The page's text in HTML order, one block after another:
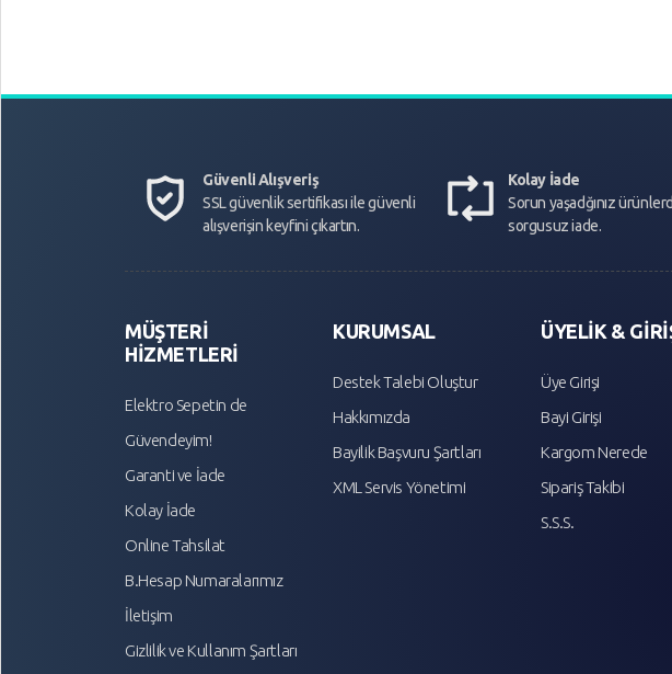
Güvenli Alışveriş
SSL güvenlik sertifikası ile güvenli
alışverişin keyfini çıkartın.
Kolay İade
Sorun yaşadğınız
sorgusuz iade.
MÜŞTERİ
HİZMETLERİ
Elektro Sepetin de
Güvendeyim!
Garanti ve İade
Kolay İade
Online Tahsilat
B.Hesap Numaralarımız
İletişim
Gizlilik ve Kullanım Şartları
KURUMSAL
Destek Talebi Oluştur
Hakkımızda
Bayilik Başvuru Şartları
XML Servis Yönetimi
ÜYELİK &
Üye Girişi
Bayi Girişi
Kargom Nerede
Sipariş Takibi
S.S.S.